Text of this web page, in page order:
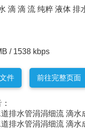
滴 滴 流 纯粹 液体 排
/ 1538 kbps
件 前往完整页面
排水管涓涓细流 滴水
排水管涓涓细流 滴水